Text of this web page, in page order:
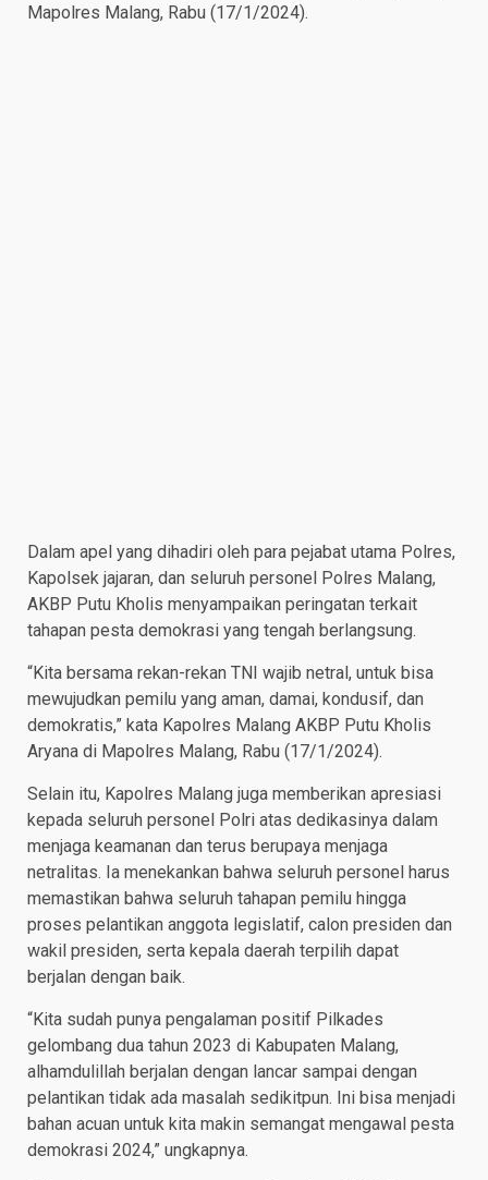
Mapolres Malang, Rabu (17/1/2024).
Dalam apel yang dihadiri oleh para pejabat utama Polres,
Kapolsek jajaran, dan seluruh personel Polres Malang,
AKBP Putu Kholis menyampaikan peringatan terkait
tahapan pesta demokrasi yang tengah berlangsung.
“Kita bersama rekan-rekan TNI wajib netral, untuk bisa
mewujudkan pemilu yang aman, damai, kondusif, dan
demokratis,” kata Kapolres Malang AKBP Putu Kholis
Aryana di Mapolres Malang, Rabu (17/1/2024).
Selain itu, Kapolres Malang juga memberikan apresiasi
kepada seluruh personel Polri atas dedikasinya dalam
menjaga keamanan dan terus berupaya menjaga
netralitas. Ia menekankan bahwa seluruh personel harus
memastikan bahwa seluruh tahapan pemilu hingga
proses pelantikan anggota legislatif, calon presiden dan
wakil presiden, serta kepala daerah terpilih dapat
berjalan dengan baik.
“Kita sudah punya pengalaman positif Pilkades
gelombang dua tahun 2023 di Kabupaten Malang,
alhamdulillah berjalan dengan lancar sampai dengan
pelantikan tidak ada masalah sedikitpun. Ini bisa menjadi
bahan acuan untuk kita makin semangat mengawal pesta
demokrasi 2024,” ungkapnya.